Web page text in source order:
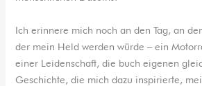
Ich erinnere mich noch an den Tag, an
der mein Held werden würde – ein
einer Leidenschaft, die buch eigenen
Geschichte, die mich dazu inspirierte,